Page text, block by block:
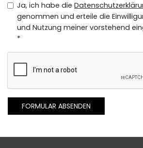
Ja, ich habe die
genommen und erteile die
und Nutzung meiner vorstehend
*
FORMULAR ABSENDEN